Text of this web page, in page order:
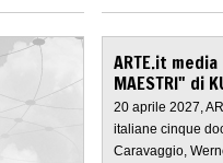
ARTE.it
MAESTRI" di
20 aprile 2027,
italiane cinque
Caravaggio,